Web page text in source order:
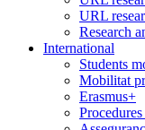
URL
Research
International
Students
Mobilitat
Erasmus+